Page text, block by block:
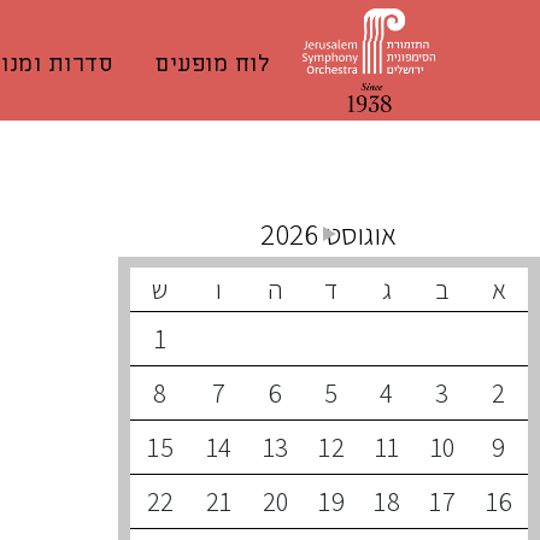
לוח מופעים סדרות
אוגוסט 2026
א ב ג ד ה ו
ש
1
2
3
4
5
6
7
8
9
10
11
12
13
14
15
16
17
18
19
20
21
22